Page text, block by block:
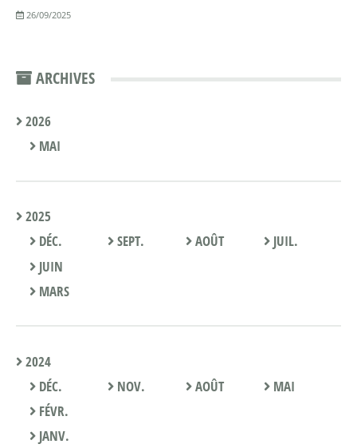
26/09/2025
ARCHIVES
2026
MAI
2025
DÉC.
SEPT. AOÛT
JUIL.
JUIN
MARS
2024
DÉC.
NOV. AOÛT
MAI
FÉVR.
JANV.